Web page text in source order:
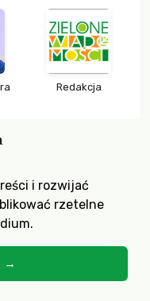
Redakcja
i rozwijać
rzetelne
→